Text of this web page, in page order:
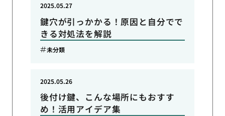
鍵穴が引っかかる！原因と自分でで
きる対処法を解説
2025.05.27
未分類
後付け鍵、こんな場所にもおすす
め！活用アイデア集
2025.05.26